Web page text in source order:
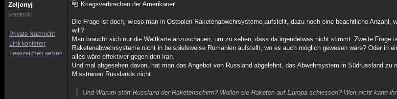
Zeljonyj
versteckt
Private Nachricht
Link kopieren
Lesezeichen setzen
Kriegsverbrechen der Amerikaner
Die Frage ist doch, wieso man in Ostpolen Raketenabwehrsysteme aufstellt, dazu noch eine beachtliche Anzahl,
will?
Man braucht sich nur die Weltkarte anzuschauen, um zu sehen, dass da irgendetwas nicht stimmt. Zweite Frage
Raketenabwehrsysteme nicht in beispielsweise Rumänien aufstellt, wo es auch möglich gewesen wäre? Oder in
alles wäre effektiver gegen den Iran.
Und mal abgesehen davon, hat man das Angebot von Russland abgelehnt, das Abwehrsystem in Südrussland zu
Misstrauen Russlands nicht.
Und Warum stört Russland der Raketenschirm? Wollen sie Raketen auf Europa schiessen? Wen nicht kann